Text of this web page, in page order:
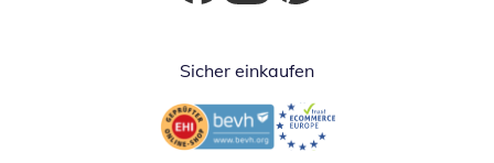
Öffnet in neuem Fenster
Öffnet in neuem Fenster
Öffnet in neuem Fenster
Sicher einkaufen
Öffnet in neuem FensterÖffnet in neuem Fenster